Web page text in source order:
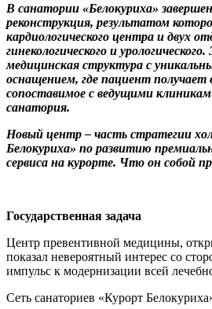
В санатории «Белокуриха»
реконструкция, результатом
кардиологического центра и двух
гинекологического и
медицинская структура с
оснащением, где пациент получает
сопоставимое с ведущими
санатория.
Новый центр – часть стратегии
Белокуриха» по развитию
сервиса на курорте. Что он собой
Государственная задача
Центр превентивной медицины,
показал невероятный интерес со
импульс к модернизации всей
Сеть санаториев «Курорт